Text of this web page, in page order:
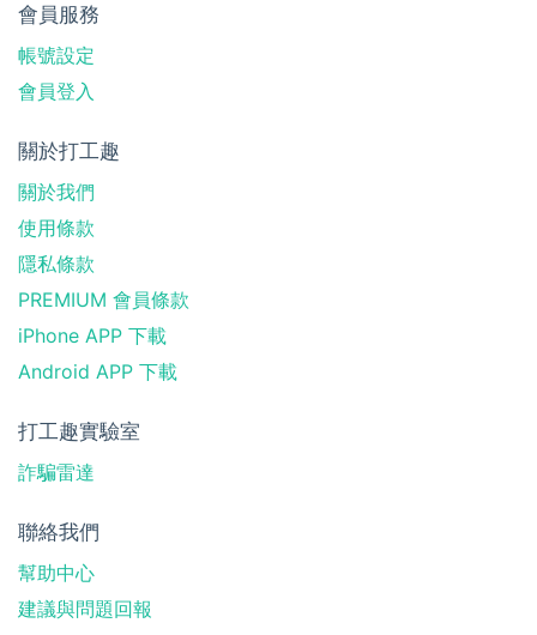
會員服務
帳號設定
會員登入
關於打工趣
關於我們
使用條款
隱私條款
PREMIUM 會員條款
iPhone APP 下載
Android APP 下載
打工趣實驗室
詐騙雷達
聯絡我們
幫助中心
建議與問題回報